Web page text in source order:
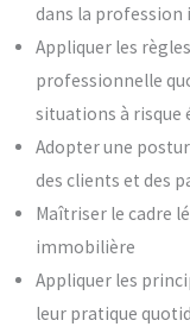
dans la
Appliquer les
professionnelle
situations à risque
Adopter une
des clients et des
Maîtriser le cadre
immobilière
Appliquer les
leur pratique